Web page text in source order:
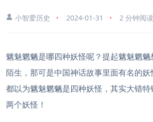
小智爱历史 2024-01-31 2 分钟阅读
魑魅魍魉是哪四种妖怪呢？提起魑魅魍
陌生，那可是中国神话故事里面有名的妖
都以为魑魅魍魉是四种妖怪，其实大错
两个妖怪！